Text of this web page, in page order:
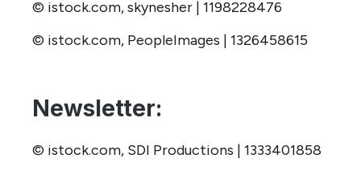
© istock.com, skynesher | 1198228476
© istock.com, PeopleImages | 1326458615
Newsletter:
© istock.com, SDI Productions | 1333401858